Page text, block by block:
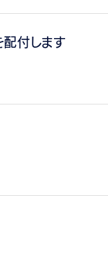
付します